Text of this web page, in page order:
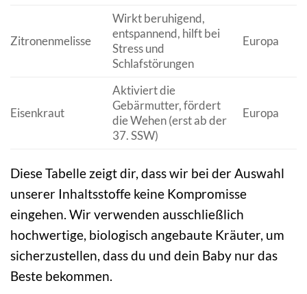
Zitronenmelisse
Wirkt beruhigend,
entspannend, hilft bei
Stress und
Schlafstörungen
Europa
Eisenkraut
Aktiviert die
Gebärmutter, fördert
die Wehen (erst ab der
37. SSW)
Europa
Diese Tabelle zeigt dir, dass wir bei der Auswahl
unserer Inhaltsstoffe keine Kompromisse
eingehen. Wir verwenden ausschließlich
hochwertige, biologisch angebaute Kräuter, um
sicherzustellen, dass du und dein Baby nur das
Beste bekommen.